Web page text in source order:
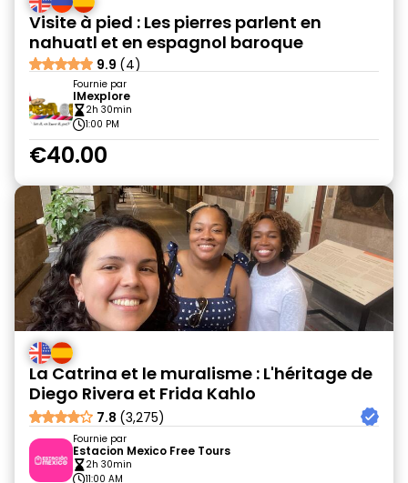
Visite à pied : Les pierres parlent en
nahuatl et en espagnol baroque
9.9 (4)
Fournie par
IMexplore
2h 30min
1:00 PM
€40.00
La Catrina et le muralisme : L'héritage de
Diego Rivera et Frida Kahlo
7.8 (3,275)
Fournie par
Estacion Mexico Free Tours
2h 30min
11:00 AM